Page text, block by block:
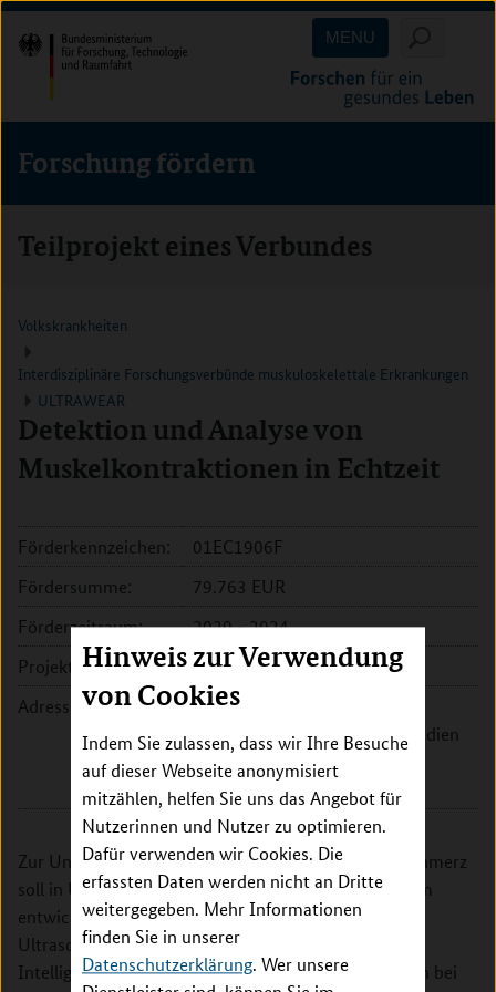
Hinweis zur Verwendung
von Cookies
Indem Sie zulassen, dass wir Ihre Besuche
auf dieser Webseite anonymisiert
mitzählen, helfen Sie uns das Angebot für
Nutzerinnen und Nutzer zu optimieren.
Dafür verwenden wir Cookies. Die
erfassten Daten werden nicht an Dritte
weitergegeben. Mehr Informationen
finden Sie in unserer
Datenschutzerklärung. Wer unsere
Direkt
zum
Inhalt
(Eingabetaste)
Direkt
zum
Hauptmenu
(Eingabetaste)
Direkt
zur
Suche
(Eingabetaste)
MENU
Forschung fördern
Teilprojekt eines Verbundes
Volkskrankheiten
Interdisziplinäre Forschungsverbünde muskuloskelettale Erkrankungen
ULTRAWEAR
Detektion und Analyse von
Muskelkontraktionen in Echtzeit
Förderkennzeichen:
01EC1906F
Fördersumme:
79.763 EUR
Förderzeitraum:
2020 - 2024
Projektleitung:
Matthias Steffen
Adresse:
FUSE GmbH Integrierte
Kommunikation und Neue Medien
Großer Burstah 46/48
20457 Hamburg
Zur Unterstützung der Physiotherapie bei Rückenschmerz
soll in ULTRAWEAR ein tragbares Ultraschall- System
entwickeln werden, das durch die Auswertung von
Ultraschall-Signalen mit Methoden der künstlichen
Intelligenz ein Biofeedback liefert, mit dem Patienten bei